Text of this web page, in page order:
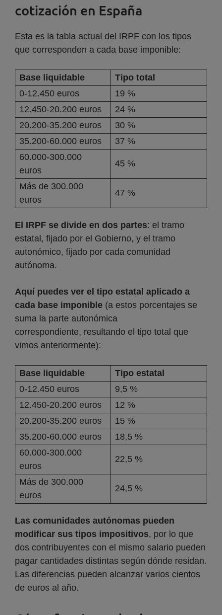
cotización en España
Esta es la tabla actual del IRPF con los tipos
que corresponden a cada base imponible:
Base liquidable
Tipo total
0-12.450 euros
19 %
12.450-20.200 euros
24 %
20.200-35.200 euros
30 %
35.200-60.000 euros
37 %
60.000-300.000
euros
45 %
Más de 300.000
euros
47 %
El IRPF se divide en dos partes: el tramo
estatal, fijado por el Gobierno, y el tramo
autonómico, fijado por cada comunidad
autónoma.
Aquí puedes ver el tipo estatal aplicado a
cada base imponible (a estos porcentajes se
suma la parte autonómica
correspondiente, resultando el tipo total que
vimos anteriormente):
Base liquidable
Tipo estatal
0-12.450 euros
9,5 %
12.450-20.200 euros
12 %
20.200-35.200 euros
15 %
35.200-60.000 euros
18,5 %
60.000-300.000
euros
22,5 %
Más de 300.000
euros
24,5 %
Las comunidades autónomas pueden
modificar sus tipos impositivos, por lo que
dos contribuyentes con el mismo salario pueden
pagar cantidades distintas según dónde residan.
Las diferencias pueden alcanzar varios cientos
de euros al año.